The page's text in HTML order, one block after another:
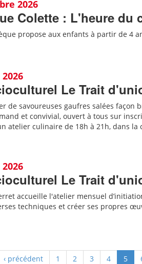
2026
Colette : L'heure du
propose aux enfants à partir de 4
Le Trait
de savoureuses gaufres salées
et convivial, ouvert à tous sur
atelier culinaire de 18h à 21h, dans la
Le Trait
accueille l'atelier mensuel
techniques et créer ses propres
‹ précédent 1 2 3 4 5